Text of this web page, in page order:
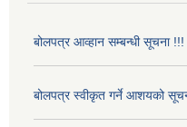
बोलपत्र आव्हान सम्बन्धी सूचना !!!
बोलपत्र स्वीकृत गर्ने आशयको